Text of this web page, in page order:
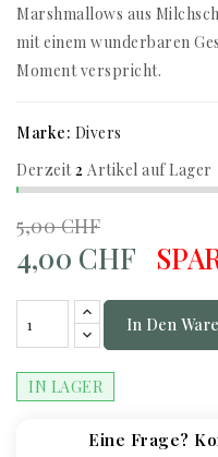
Marshmallows aus
mit einem wunderbaren
Moment verspricht.
Marke: Divers
Derzeit2 Artikel auf Lager
5,00 CHF
4,00 CHF
In Den
IN LAGER
Eine Frage?